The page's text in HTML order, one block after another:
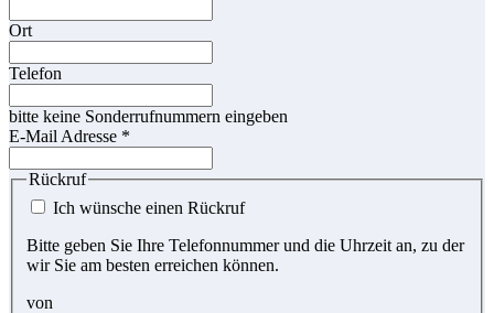
Ort
Telefon
bitte keine Sonderrufnummern eingeben
E-Mail Adresse *
Rückruf
Ich wünsche einen Rückruf
Bitte geben Sie Ihre Telefonnummer und die Uhrzeit an, zu der
wir Sie am besten erreichen können.
von